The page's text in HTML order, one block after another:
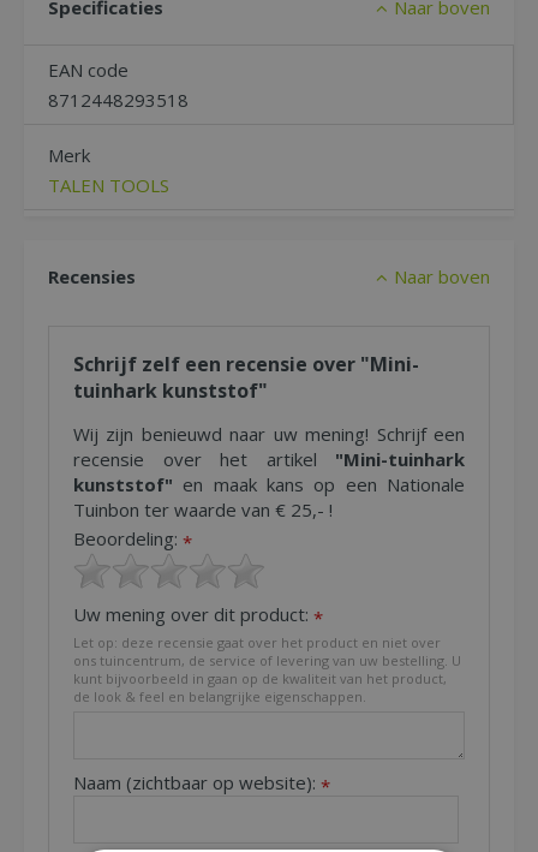
Specificaties Naar boven
EAN code
8712448293518
Merk
TALEN TOOLS
Recensies Naar boven
Schrijf zelf een recensie over "Mini-
tuinhark kunststof"
Wij zijn benieuwd naar uw mening! Schrijf een
recensie over het artikel "Mini-tuinhark
kunststof" en maak kans op een Nationale
Tuinbon ter waarde van € 25,- !
Beoordeling: *
Uw mening over dit product: *
Let op: deze recensie gaat over het product en niet over
ons tuincentrum, de service of levering van uw bestelling. U
kunt bijvoorbeeld in gaan op de kwaliteit van het product,
de look & feel en belangrijke eigenschappen.
Naam (zichtbaar op website): *